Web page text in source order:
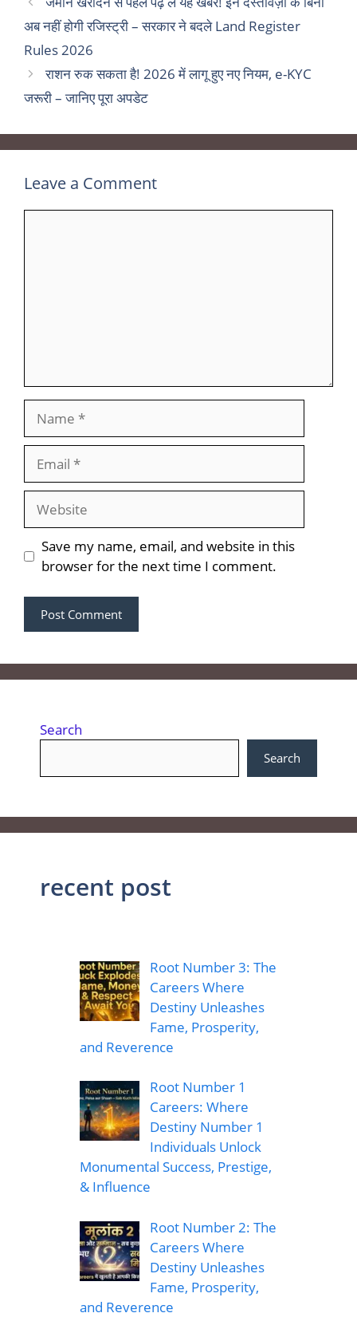
अब नहीं होगी रजिस्ट्री – सरकार ने बदले Land Register
Rules 2026
राशन रुक सकता है! 2026 में लागू हुए नए नियम, e-KYC
जरूरी – जानिए पूरा अपडेट
Leave a Comment
Website
Save my name, email, and website in this
browser for the next time I comment.
Search
Search
recent post
Root Number 3: The
Careers Where
Destiny Unleashes
Fame, Prosperity,
and Reverence
Root Number 1
Careers: Where
Destiny Number 1
Individuals Unlock
Monumental Success, Prestige,
& Influence
Root Number 2: The
Careers Where
Destiny Unleashes
Fame, Prosperity,
and Reverence